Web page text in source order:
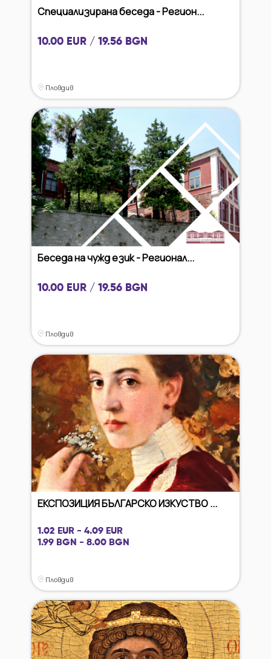
Специализирана беседа - Регион...
10.00 EUR / 19.56 BGN
Пловдив
Беседа на чужд език - Регионал...
10.00 EUR / 19.56 BGN
Пловдив
ЕКСПОЗИЦИЯ БЪЛГАРСКО ИЗКУСТВО ...
1.02 EUR - 4.09 EUR
1.99 BGN - 8.00 BGN
Пловдив